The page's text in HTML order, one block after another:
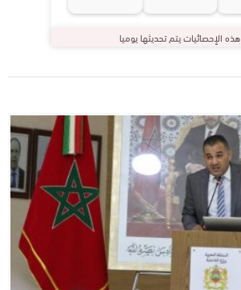
هذه الإحصائيات يتم تحديثها يوميا